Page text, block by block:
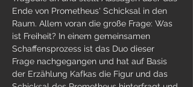
Ende von Prometheus' Schicksal in den
Raum. Allem voran die große Frage: Was
ist Freiheit? In einem gemeinsamen
Schaffensprozess ist das Duo dieser
Frage nachgegangen und hat auf Basis
der Erzählung Kafkas die Figur und das